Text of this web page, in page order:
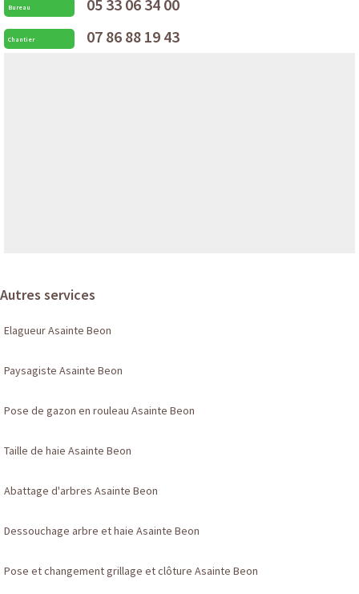
Bureau 05 33 06 34 00
Chantier 07 86 88 19 43
Autres services
Elagueur Asainte Beon
Paysagiste Asainte Beon
Pose de gazon en rouleau Asainte Beon
Taille de haie Asainte Beon
Abattage d'arbres Asainte Beon
Dessouchage arbre et haie Asainte Beon
Pose et changement grillage et clôture Asainte Beon